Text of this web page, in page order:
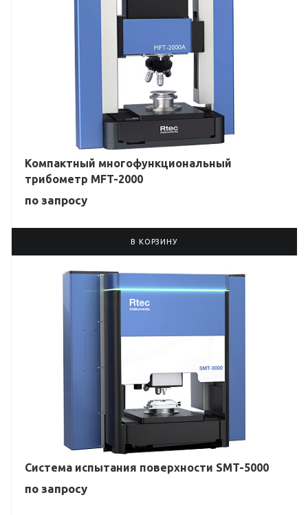
Компактный многофункциональный
трибометр MFT-2000
по запросу
В КОРЗИНУ
Система испытания поверхности SMT-5000
по запросу